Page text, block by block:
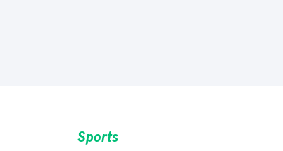
Sports